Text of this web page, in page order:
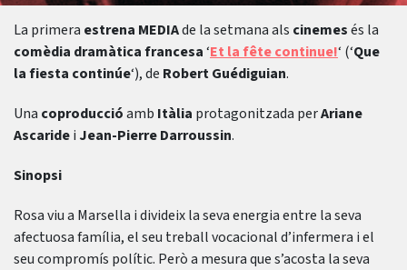
La primera estrena MEDIAde la setmana als cinemesés la
comèdia dramàtica francesa‘Et la fête continue!‘ (‘Que
la fiesta continúe‘), de Robert Guédiguian.
Una coproduccióamb Itàlia protagonitzada perAriane
Ascaridei Jean-Pierre Darroussin.
Sinopsi
Rosa viu a Marsella i divideix la seva energia entre la seva
afectuosa família, el seu treball vocacional d’infermera i el
seu compromís polític. Però a mesura que s’acosta la seva